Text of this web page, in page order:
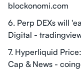
blockonomi.com
6. Perp DEXs will
Digital -
7. Hyperliquid
Cap & News -